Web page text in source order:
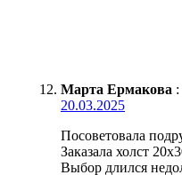
Марта Ермакова :
20.03.2025
Посоветовала
Заказала холст
Выбор длился